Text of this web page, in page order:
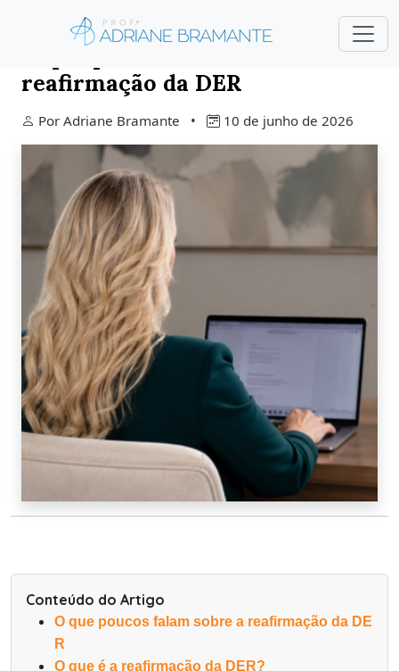
reafirmação da DER
Por Adriane Bramante • 10 de junho de 2026
Conteúdo do Artigo
O que poucos falam sobre a reafirmação da DE
R
O que é a reafirmação da DER?